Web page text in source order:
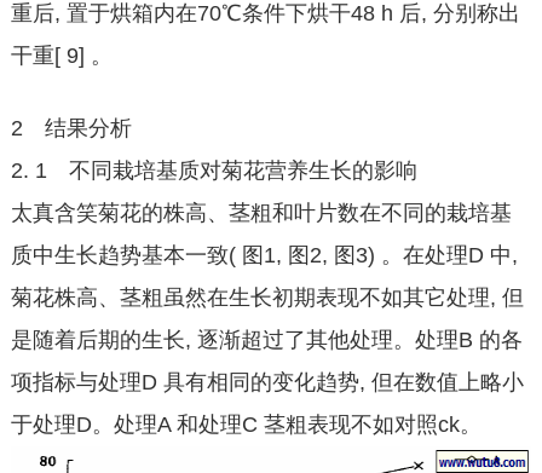
重后, 置于烘箱内在70℃条件下烘干48 h 后, 分别称出
干重[ 9] 。
2 结果分析
2. 1 不同栽培基质对菊花营养生长的影响
太真含笑菊花的株高、茎粗和叶片数在不同的栽培基
质中生长趋势基本一致( 图1, 图2, 图3) 。在处理D 中,
菊花株高、茎粗虽然在生长初期表现不如其它处理, 但
是随着后期的生长, 逐渐超过了其他处理。处理B 的各
项指标与处理D 具有相同的变化趋势, 但在数值上略小
于处理D。处理A 和处理C 茎粗表现不如对照ck。